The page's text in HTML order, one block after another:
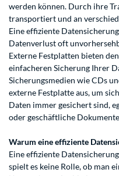
werden können. Durch ihre
transportiert und an
Eine effiziente
Datenverlust oft
Externe Festplatten bieten
einfacheren Sicherung Ihrer
Sicherungsmedien wie CDs
externe Festplatte aus, um
Daten immer gesichert sind,
oder geschäftliche
Warum eine effiziente
Eine effiziente
spielt es keine Rolle, ob man